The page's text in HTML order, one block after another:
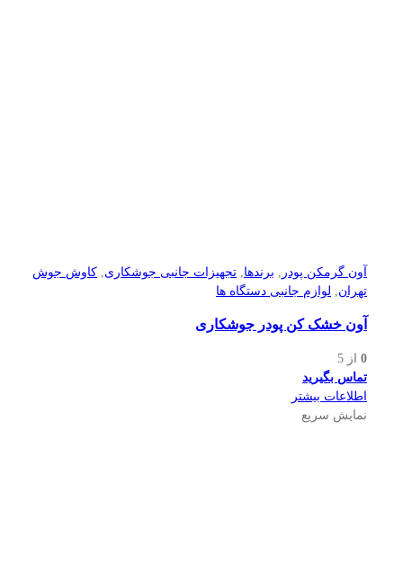
آون گرمکن پودر , برندها, تجهیزات جانبی جوشکاری, کاوش جوش
تهران, لوازم جانبی دستگاه ها
آون خشک کن پودر جوشکاری
0 از 5
تماس بگیرید
اطلاعات بیشتر
نمایش سریع